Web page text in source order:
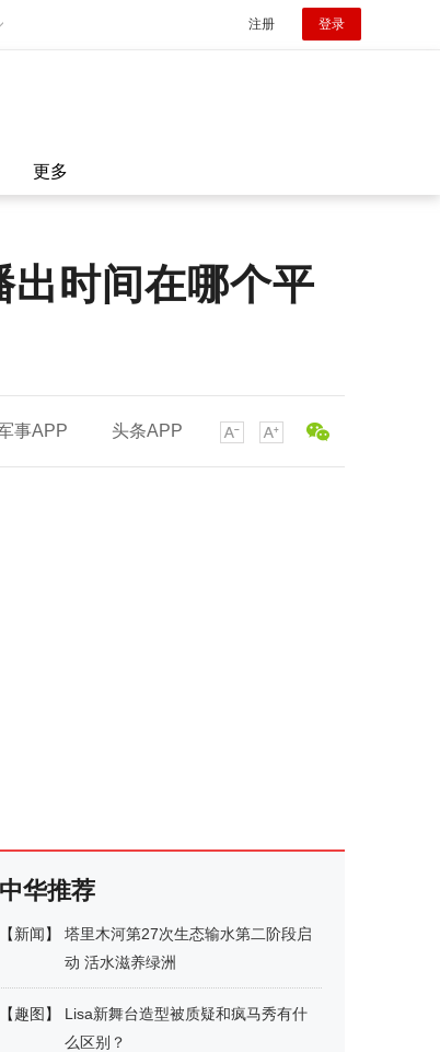
注册 登录
更多
出时间在哪个平
事APP 头条APP
中华推荐
【新闻】
塔里木河第27次生态输水第二阶段启
动 活水滋养绿洲
【趣图 】
Lisa新舞台造型被质疑和疯马秀有什
么区别？